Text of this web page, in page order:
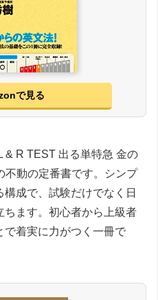
で見る
& R TEST 出る単特急 金の
不動の定番書です。シンプ
成で、試験だけでなく日
ます。初心者から上級者
で着実に力がつく一冊で